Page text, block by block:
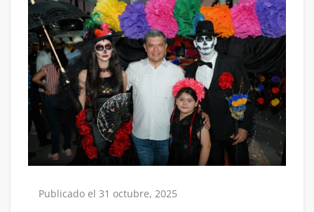
Publicado el 31 octubre, 2025